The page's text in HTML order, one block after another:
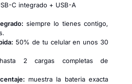
C integrado + USB-A
siempre lo tienes contigo,
50% de tu celular en unos 30
2 cargas completas de
muestra la bateria exacta